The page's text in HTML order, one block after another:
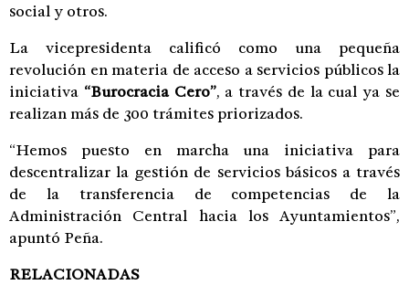
social y otros.
La vicepresidenta calificó como una pequeña
revolución en materia de acceso a servicios públicos la
iniciativa “Burocracia Cero”, a través de la cual ya se
realizan más de 300 trámites priorizados.
“Hemos puesto en marcha una iniciativa para
descentralizar la gestión de servicios básicos a través
de la transferencia de competencias de la
Administración Central hacia los Ayuntamientos”,
apuntó Peña.
RELACIONADAS